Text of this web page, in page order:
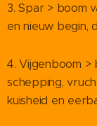
3. Spar > boom
en nieuw begin,
4. Vijgenboom >
schepping,
kuisheid en